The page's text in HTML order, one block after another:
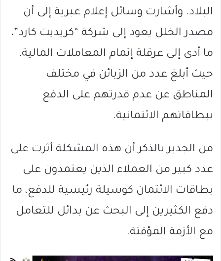
البلاد. وأشارت وسائل إعلام عبرية إلى أن
مصدر الخلل يعود إلى شركة “كريديت كارد”،
ما أدى إلى عرقلة إتمام المعاملات المالية،
حيث أبلغ عدد من الزبائن في مختلف
المناطق عن عدم قدرتهم على الدفع
ببطاقاتهم الائتمانية.
من الجدير بالذكر أن هذه المشكلة أثرت على
عدد كبير من العملاء الذين يعتمدون على
بطاقات الائتمان كوسيلة رئيسية للدفع، ما
دفع الكثيرين إلى البحث عن بدائل للتعامل
مع الأزمة المؤقتة.